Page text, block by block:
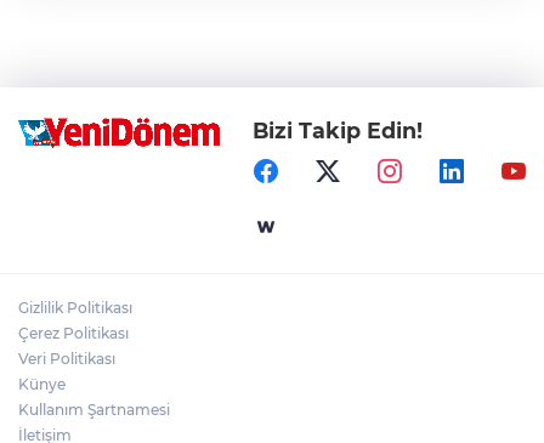
Bizi Takip Edin!
Gizlilik Politikası
Çerez Politikası
Veri Politikası
Künye
Kullanım Şartnamesi
İletişim